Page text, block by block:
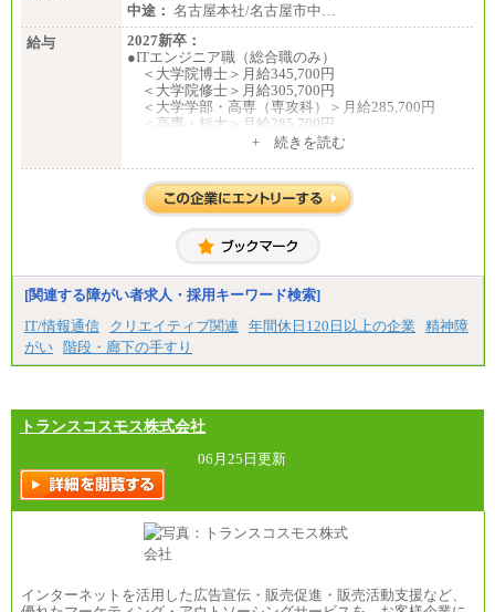
中途： 名古屋本社/名古屋市中…
給与
2027新卒：
●ITエンジニア職（総合職のみ）
＜大学院博士＞月給345,700円
＜大学院修士＞月給305,700円
＜大学学部・高専（専攻科）＞月給285,700円
＜高専・短大＞月給285,700円
＜大学院修士・博士＞月給：305,700円（総合職）
＜大学学部＞月給：285,700円（総合職）／253,10
0円（一般職）
00円（一般職）
※試用期間中の条件変更：無
中途：
■正社員採用■
＜総合職＞
大学院博士 ： 月給345,700円～
高専・短大： 月給285,700円～
＜一般職＞
大学(学部・院)・高専（専攻科）： 月給253,100
円～
高専・短大： 月給248,100円～
※試用期間中の条件変更：無
+ 続きを読む
[関連する障がい者求人・採用キーワード検索]
IT/情報通信
クリエイティブ関連 年間休日120日以上の企業
精神障
がい 階段・廊下の手すり
トランスコスモス株式会社
06月25日更新
インターネットを活用した広告宣伝・販売促進・販売活動支援など、